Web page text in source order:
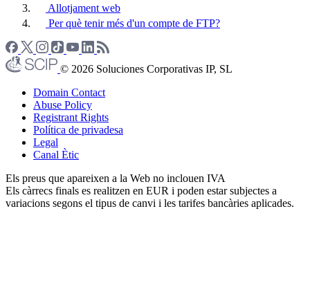
Allotjament web
Per què tenir més d'un compte de FTP?
© 2026 Soluciones Corporativas IP, SL
Domain Contact
Abuse Policy
Registrant Rights
Política de privadesa
Legal
Canal Ètic
Els preus que apareixen a la Web no inclouen IVA
Els càrrecs finals es realitzen en EUR i poden estar subjectes a
variacions segons el tipus de canvi i les tarifes bancàries aplicades.